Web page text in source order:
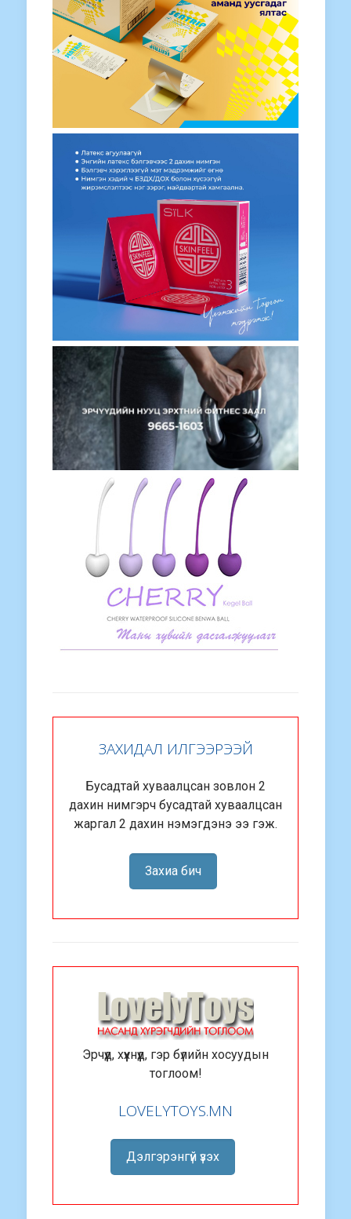
ЗАХИДАЛ ИЛГЭЭРЭЭЙ
Бусадтай хуваалцсан зовлон 2
дахин нимгэрч бусадтай хуваалцсан
жаргал 2 дахин нэмэгдэнэ ээ гэж.
Захиа бич
Эрчүүд, хүүхнүүд, гэр бүлийн хосуудын
тоглоом!
LOVELYTOYS.MN
Дэлгэрэнгүй үзэх